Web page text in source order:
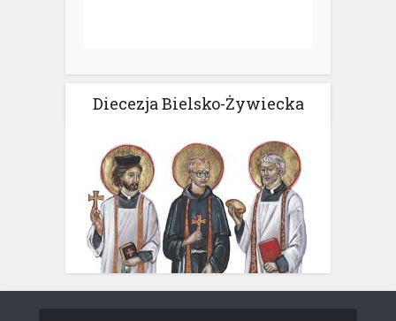
Diecezja Bielsko-Żywiecka